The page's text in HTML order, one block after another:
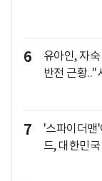
6
유아인, 자
반전 근황.."
7
'스파이더맨
드, 대한민